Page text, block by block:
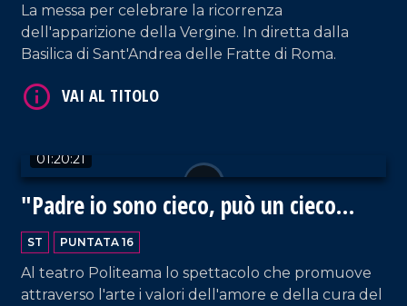
La messa per celebrare la ricorrenza
dell'apparizione della Vergine. In diretta dalla
Basilica di Sant'Andrea delle Fratte di Roma.
01:20:21
"Padre io sono cieco, può un cieco
guidare altri ciechi?"
ST PUNTATA 16
Al teatro Politeama lo spettacolo che promuove
attraverso l'arte i valori dell'amore e della cura del
VAI AL TITOLO